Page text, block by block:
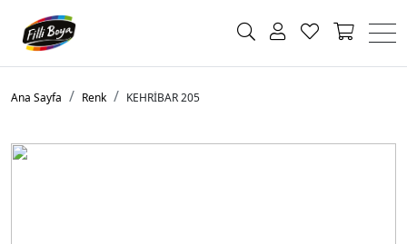
Ana Sayfa Renk KEHRİBAR 205